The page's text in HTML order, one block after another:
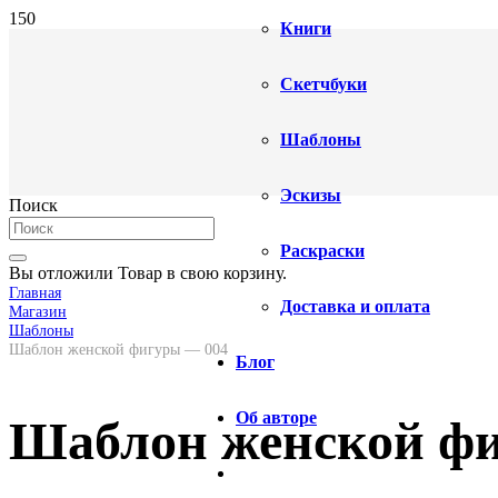
Книги
Скетчбуки
Шаблоны
Эскизы
Раскраски
Доставка и оплата
Блог
Об авторе
Поиск
Вы отложили Товар в свою корзину.
Главная
Магазин
Шаблоны
Шаблон женской фигуры — 004
Шаблон женской